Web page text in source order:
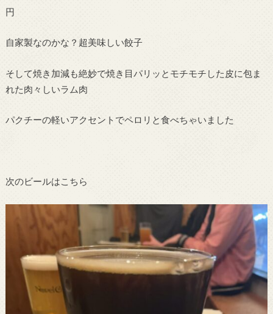
円
自家製なのかな？超美味しい餃子
そして焼き加減も絶妙で焼き目パリッとモチモチした皮に包ま
れた肉々しいラム肉
パクチーの軽いアクセントでペロリと食べちゃいました
次のビールはこちら